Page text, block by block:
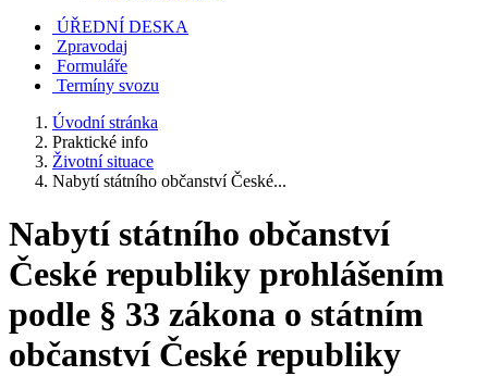
ÚŘEDNÍ DESKA
Zpravodaj
Formuláře
Termíny svozu
Úvodní stránka
Praktické info
Životní situace
Nabytí státního občanství České...
Nabytí státního občanství
České republiky prohlášením
podle § 33 zákona o státním
občanství České republiky